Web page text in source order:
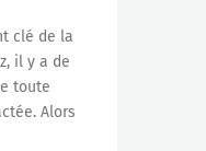
clé de la
il y a de
toute
Alors